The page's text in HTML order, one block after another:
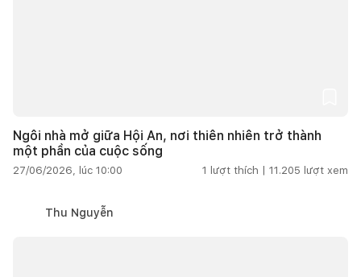
Ngôi nhà mở giữa Hội An, nơi thiên nhiên trở thành
một phần của cuộc sống
27/06/2026, lúc 10:00 1 lượt thích | 11.205 lượt xem
Thu Nguyễn